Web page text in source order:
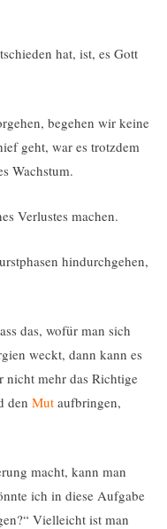
hat, ist, es Gott
begehen wir keine
geht, war es trotzdem
Wachstum.
Verlustes machen.
hindurchgehen,
das, wofür man sich
weckt, dann kann es
nicht mehr das Richtige
den Mut aufbringen,
macht, kann man
ich in diese Aufgabe
Vielleicht ist man